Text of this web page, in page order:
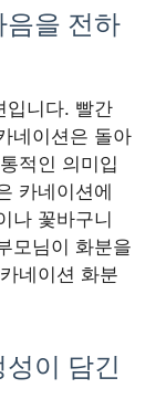
음을 전하
입니다. 빨간
네이션은 돌아
적인 의미입
카네이션에
나 꽃바구니
모님이 화분을
네이션 화분
이 담긴